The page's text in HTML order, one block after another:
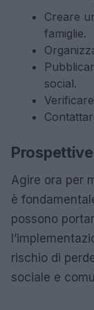
Creare
famiglie.
social.
Agire ora per
è
possono
rischio di
sociale e